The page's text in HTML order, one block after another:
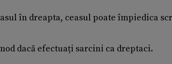
în dreapta, ceasul poate împiedica
dacă efectuați sarcini ca dreptaci.